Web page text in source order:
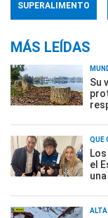
SUPERALIMENTO
MÁS LEÍDAS
Su
QUÉ
el